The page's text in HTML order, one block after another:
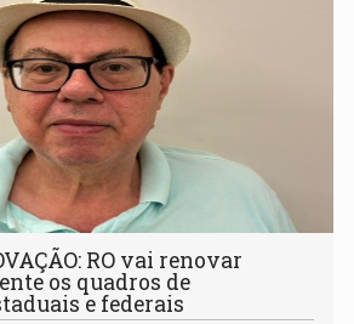
RO vai renovar
os quadros de
e federais